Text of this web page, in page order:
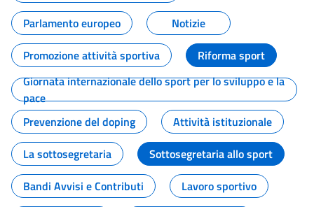
Parlamento europeo
Notizie
Promozione attività sportiva
Riforma sport
Giornata internazionale dello sport per lo sviluppo e la
pace
Prevenzione del doping
Attività istituzionale
La sottosegretaria
Sottosegretaria allo sport
Bandi Avvisi e Contributi
Lavoro sportivo